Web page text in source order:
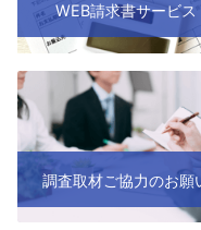
WEB請求書サービス
調査取材ご協力のお願